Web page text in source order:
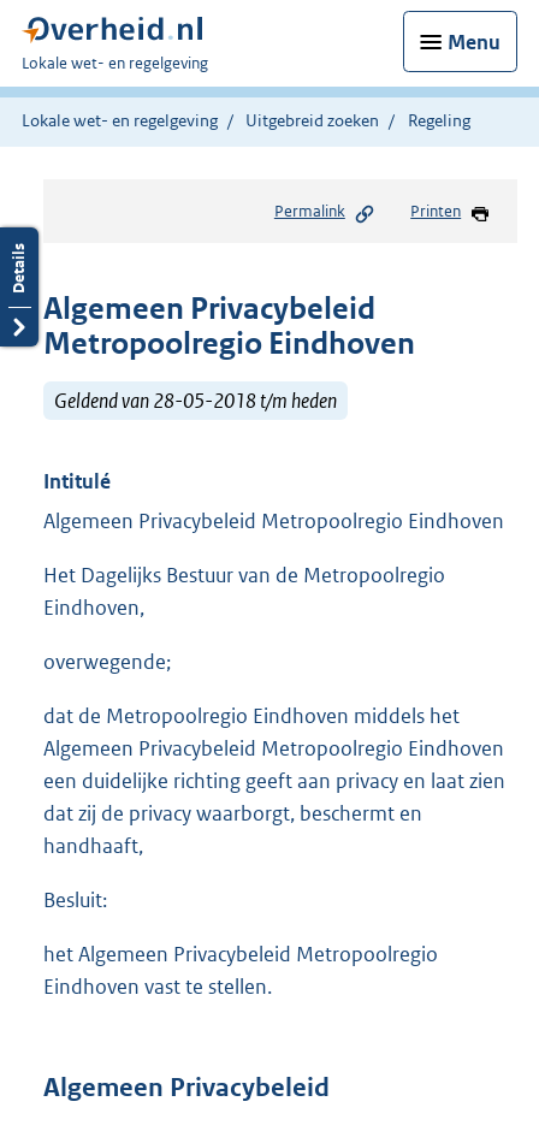
Menu
U
bent
hier:
Lokale wet- en regelgeving
Lokale wet- en regelgeving Uitgebreid zoeken Regeling
Permalink Printen
Algemeen Privacybeleid
Metropoolregio Eindhoven
Geldend van 28-05-2018 t/m heden
Intitulé
Algemeen Privacybeleid Metropoolregio Eindhoven
Het Dagelijks Bestuur van de Metropoolregio
Eindhoven,
overwegende;
dat de Metropoolregio Eindhoven middels het
Algemeen Privacybeleid Metropoolregio Eindhoven
een duidelijke richting geeft aan privacy en laat zien
dat zij de privacy waarborgt, beschermt en
handhaaft,
Besluit:
het Algemeen Privacybeleid Metropoolregio
Eindhoven vast te stellen.
Algemeen Privacybeleid